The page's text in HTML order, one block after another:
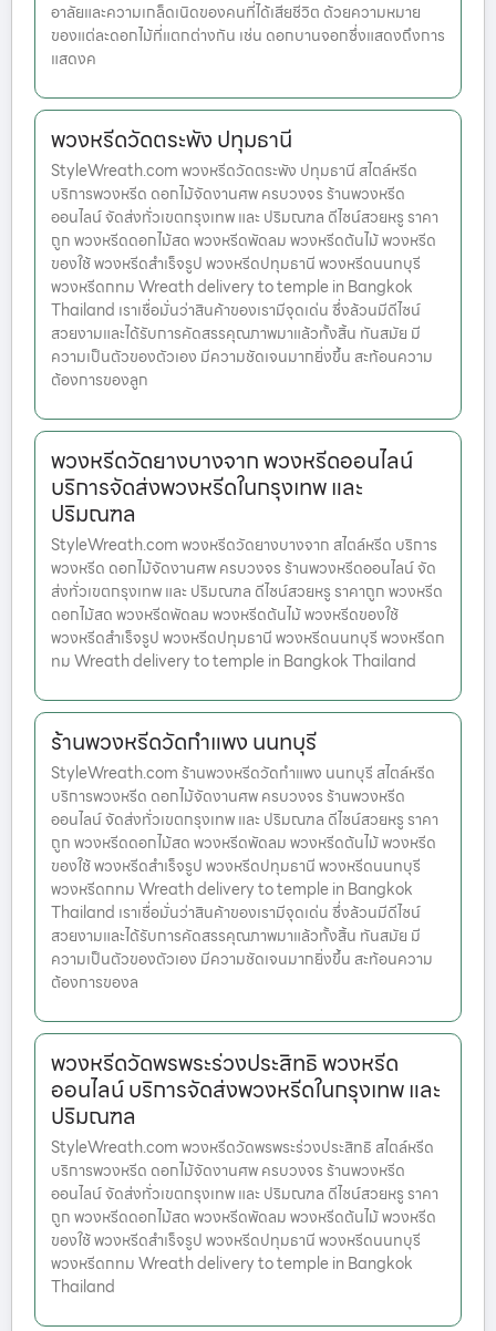
อาลัยและความเกล็ดเนิดของคนที่ได้เสียชีวิต ด้วยความหมาย
ของแต่ละดอกไม้ที่แตกต่างกัน เช่น ดอกบานจอกซึ่งแสดงถึงการ
แสดงค
พวงหรีดวัดตระพัง ปทุมธานี
StyleWreath.com พวงหรีดวัดตระพัง ปทุมธานี สไตล์หรีด
บริการพวงหรีด ดอกไม้จัดงานศพ ครบวงจร ร้านพวงหรีด
ออนไลน์ จัดส่งทั่วเขตกรุงเทพ และ ปริมณฑล ดีไซน์สวยหรู ราคา
ถูก พวงหรีดดอกไม้สด พวงหรีดพัดลม พวงหรีดต้นไม้ พวงหรีด
ของใช้ พวงหรีดสำเร็จรูป พวงหรีดปทุมธานี พวงหรีดนนทบุรี
พวงหรีดกทม Wreath delivery to temple in Bangkok
Thailand เราเชื่อมั่นว่าสินค้าของเรามีจุดเด่น ซึ่งล้วนมีดีไซน์
สวยงามและได้รับการคัดสรรคุณภาพมาแล้วทั้งสิ้น ทันสมัย มี
ความเป็นตัวของตัวเอง มีความชัดเจนมากยิ่งขึ้น สะท้อนความ
ต้องการของลูก
พวงหรีดวัดยางบางจาก พวงหรีดออนไลน์
บริการจัดส่งพวงหรีดในกรุงเทพ และ
ปริมณฑล
StyleWreath.com พวงหรีดวัดยางบางจาก สไตล์หรีด บริการ
พวงหรีด ดอกไม้จัดงานศพ ครบวงจร ร้านพวงหรีดออนไลน์ จัด
ส่งทั่วเขตกรุงเทพ และ ปริมณฑล ดีไซน์สวยหรู ราคาถูก พวงหรีด
ดอกไม้สด พวงหรีดพัดลม พวงหรีดต้นไม้ พวงหรีดของใช้
พวงหรีดสำเร็จรูป พวงหรีดปทุมธานี พวงหรีดนนทบุรี พวงหรีดก
ทม Wreath delivery to temple in Bangkok Thailand
ร้านพวงหรีดวัดกำแพง นนทบุรี
StyleWreath.com ร้านพวงหรีดวัดกำแพง นนทบุรี สไตล์หรีด
บริการพวงหรีด ดอกไม้จัดงานศพ ครบวงจร ร้านพวงหรีด
ออนไลน์ จัดส่งทั่วเขตกรุงเทพ และ ปริมณฑล ดีไซน์สวยหรู ราคา
ถูก พวงหรีดดอกไม้สด พวงหรีดพัดลม พวงหรีดต้นไม้ พวงหรีด
ของใช้ พวงหรีดสำเร็จรูป พวงหรีดปทุมธานี พวงหรีดนนทบุรี
พวงหรีดกทม Wreath delivery to temple in Bangkok
Thailand เราเชื่อมั่นว่าสินค้าของเรามีจุดเด่น ซึ่งล้วนมีดีไซน์
สวยงามและได้รับการคัดสรรคุณภาพมาแล้วทั้งสิ้น ทันสมัย มี
ความเป็นตัวของตัวเอง มีความชัดเจนมากยิ่งขึ้น สะท้อนความ
ต้องการของล
พวงหรีดวัดพรพระร่วงประสิทธิ พวงหรีด
ออนไลน์ บริการจัดส่งพวงหรีดในกรุงเทพ และ
ปริมณฑล
StyleWreath.com พวงหรีดวัดพรพระร่วงประสิทธิ สไตล์หรีด
บริการพวงหรีด ดอกไม้จัดงานศพ ครบวงจร ร้านพวงหรีด
ออนไลน์ จัดส่งทั่วเขตกรุงเทพ และ ปริมณฑล ดีไซน์สวยหรู ราคา
ถูก พวงหรีดดอกไม้สด พวงหรีดพัดลม พวงหรีดต้นไม้ พวงหรีด
ของใช้ พวงหรีดสำเร็จรูป พวงหรีดปทุมธานี พวงหรีดนนทบุรี
พวงหรีดกทม Wreath delivery to temple in Bangkok
Thailand